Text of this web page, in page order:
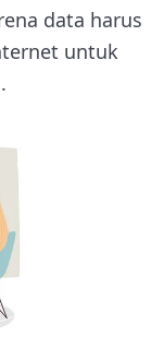
data harus
untuk